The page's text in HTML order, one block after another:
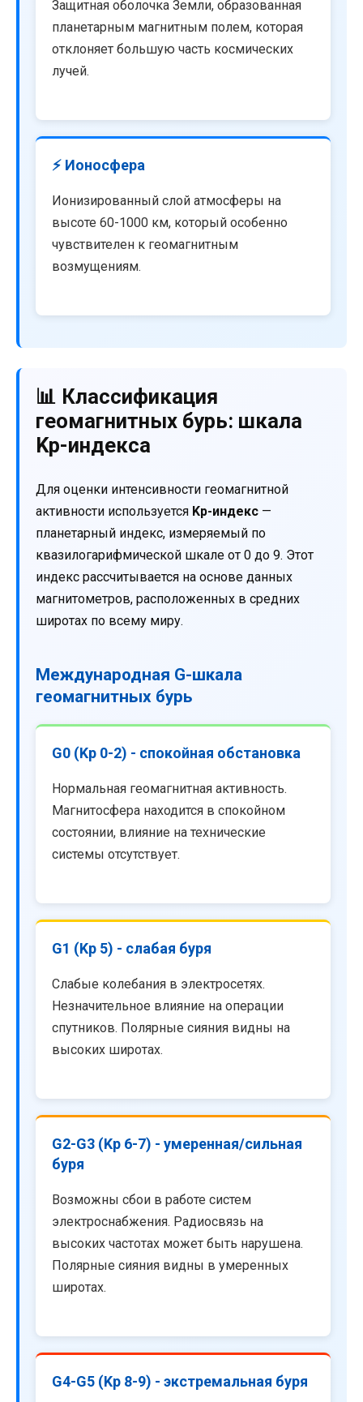
Защитная оболочка Земли, образованная
планетарным магнитным полем, которая
отклоняет большую часть космических
лучей.
⚡ Ионосфера
Ионизированный слой атмосферы на
высоте 60-1000 км, который особенно
чувствителен к геомагнитным
возмущениям.
📊 Классификация
геомагнитных бурь: шкала
Kp-индекса
Для оценки интенсивности геомагнитной
активности используется Kp-индекс —
планетарный индекс, измеряемый по
квазилогарифмической шкале от 0 до 9. Этот
индекс рассчитывается на основе данных
магнитометров, расположенных в средних
широтах по всему миру.
Международная G-шкала
геомагнитных бурь
G0 (Kp 0-2) - спокойная обстановка
Нормальная геомагнитная активность.
Магнитосфера находится в спокойном
состоянии, влияние на технические
системы отсутствует.
G1 (Kp 5) - слабая буря
Слабые колебания в электросетях.
Незначительное влияние на операции
спутников. Полярные сияния видны на
высоких широтах.
G2-G3 (Kp 6-7) - умеренная/сильная
буря
Возможны сбои в работе систем
электроснабжения. Радиосвязь на
высоких частотах может быть нарушена.
Полярные сияния видны в умеренных
широтах.
G4-G5 (Kp 8-9) - экстремальная буря